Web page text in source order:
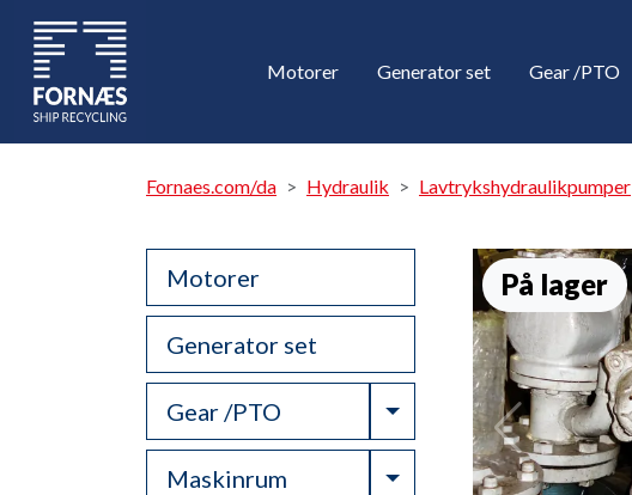
Motorer Generator set Gear /PTO
Fornaes.com/da Hydraulik Lavtrykshydraulikpumper
Motorer
Generator set
Gear /PTO Toggle Dropdown
Maskinrum Toggle Dropdown
På lager